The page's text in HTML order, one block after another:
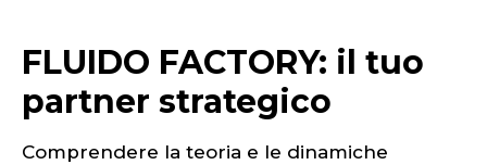
FLUIDO FACTORY: il tuo
partner strategico
Comprendere la teoria e le dinamiche